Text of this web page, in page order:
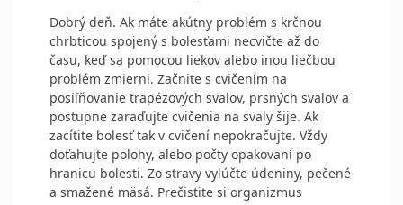
Dobrý deň. Ak máte akútny problém s krčnou
chrbticou spojený s bolesťami necvičte až do
času, keď sa pomocou liekov alebo inou liečbou
problém zmierni. Začnite s cvičením na
posiľňovanie trapézových svalov, prsných svalov a
postupne zaraďujte cvičenia na svaly šije. Ak
zacítite bolesť tak v cvičení nepokračujte. Vždy
doťahujte polohy, alebo počty opakovaní po
hranicu bolesti. Zo stravy vylúčte údeniny, pečené
a smažené mäsá. Prečistite si organizmus